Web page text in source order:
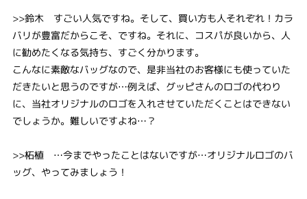
>>鈴木 すごい人気ですね。そして、買い方も人それぞれ！カラ
バリが豊富だからこそ、ですね。それに、コスパが良いから、人
に勧めたくなる気持ち、すごく分かります。
こんなに素敵なバッグなので、是非当社のお客様にも使っていた
だきたいと思うのですが…例えば、グッピさんのロゴの代わり
に、当社オリジナルのロゴを入れさせていただくことはできない
でしょうか。難しいですよね…？
>>柘植 …今までやったことはないですが…オリジナルロゴのバ
ッグ、やってみましょう！